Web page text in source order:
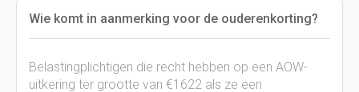
Wie komt in aanmerking voor de ouderenkorting?
Belastingplichtigen die recht hebben op een AOW-
uitkering ter grootte van €1622 als ze een